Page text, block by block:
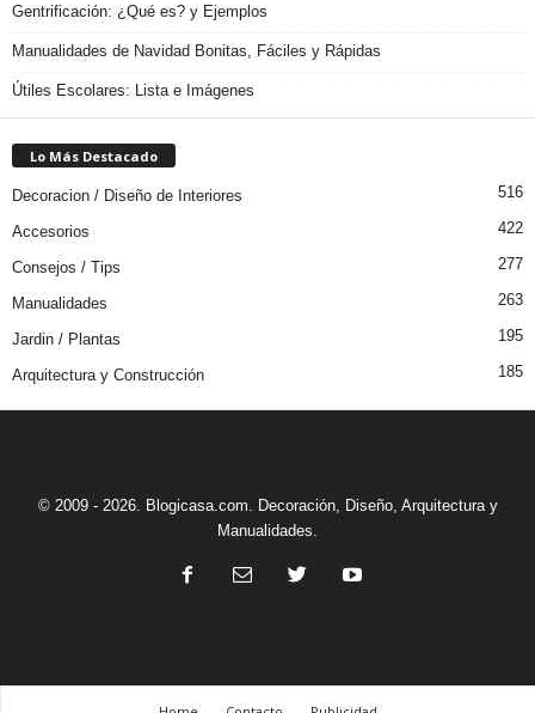
Gentrificación: ¿Qué es? y Ejemplos
Manualidades de Navidad Bonitas, Fáciles y Rápidas
Útiles Escolares: Lista e Imágenes
Lo Más Destacado
Decoracion / Diseño de Interiores 516
Accesorios 422
Consejos / Tips 277
Manualidades 263
Jardin / Plantas 195
Arquitectura y Construcción 185
© 2009 - 2026. Blogicasa.com. Decoración, Diseño, Arquitectura y
Manualidades.